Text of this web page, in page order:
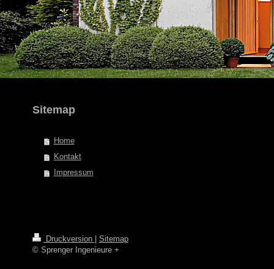
Sitemap
Home
Kontakt
Impressum
Druckversion
Sitemap
© Sprenger Ingenieure +